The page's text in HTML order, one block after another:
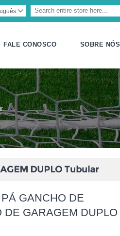

FALE CONOSCO SOBRE NÓS
DUPLO Tubular
GANCHO DE
DE GARAGEM DUPLO